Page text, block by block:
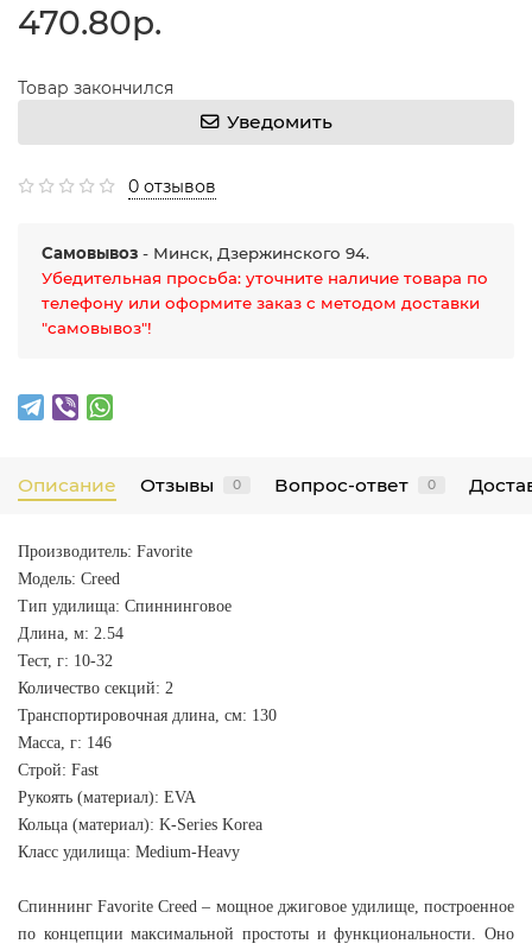
470.80р.
Товар закончился
Уведомить
0 отзывов
Самовывоз - Минск, Дзержинского 94.
Убедительная просьба: уточните наличие товара по
телефону или оформите заказ с методом доставки
"самовывоз"!
Описание Отзывы 0 Вопрос-ответ 0
Производитель: Favorite
Модель: Creed
Тип удилища: Спиннинговое
Длина, м: 2.54
Тест, г: 10-32
Количество секций: 2
Транспортировочная длина, см: 130
Масса, г: 146
Строй: Fast
Рукоять (материал): EVA
Кольца (материал): K-Series Korea
Класс удилища: Medium-Heavy
Спиннинг Favorite Creed – мощное джиговое удилище, построенное
по концепции максимальной простоты и функциональности. Оно